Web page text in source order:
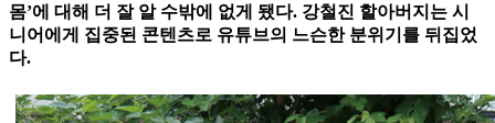
몸’에 대해 더 잘 알 수밖에 없게 됐다. 강철진 할아버지는 시
니어에게 집중된 콘텐츠로 유튜브의 느슨한 분위기를 뒤집었
다.